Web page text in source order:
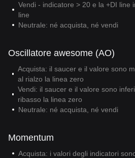
Vendi - indicatore > 20 e la +DI line
line
Neutrale: né acquista, né vendi
Oscillatore awesome (AO)
Acquista: il saucer e il valore sono
al rialzo la linea zero
Vendi: il saucer e il valore sono
ribasso la linea zero
Neutrale: né acquista, né vendi
Momentum
Acquista: i valori degli indicatori